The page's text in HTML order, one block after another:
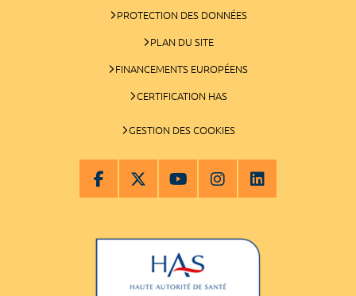
PROTECTION DES DONNÉES
PLAN DU SITE
FINANCEMENTS EUROPÉENS
CERTIFICATION HAS
GESTION DES COOKIES